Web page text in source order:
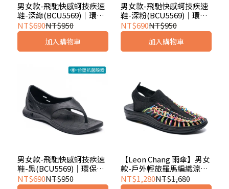
男女款-飛馳快感蚵技疾速
鞋-深綠(BCU5569)｜環保
永續
NT$690NT$950
加入購物車
男女款-飛馳快感蚵技疾速
鞋-深粉(BCU5569)｜環保
永續
NT$690NT$950
加入購物車
男女款-飛馳快感蚵技疾速
鞋-黑(BCU5569)｜環保永
續
NT$690NT$950
【Leon Chang 雨傘】男女
款-戶外輕旅羅馬編織涼鞋-
黑彩(LFF5246)
NT$1,280NT$1,680